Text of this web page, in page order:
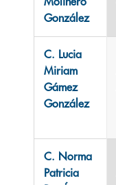
González
C. Lucia
Miriam
Gámez
González
C. Norma
Patricia